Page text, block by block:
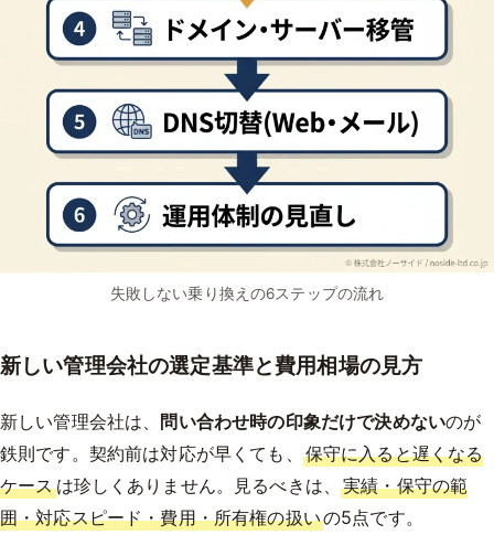
失敗しない乗り換えの6ステップの流れ
新しい管理会社の選定基準と費用相場の見方
新しい管理会社は、 問い合わせ時の印象だけで決めないのが
鉄則です。契約前は対応が早くても、 保守に入ると遅くなる
ケースは珍しくありません。見るべきは、実績・保守の範
囲・対応スピード・費用・所有権の扱いの5点です。